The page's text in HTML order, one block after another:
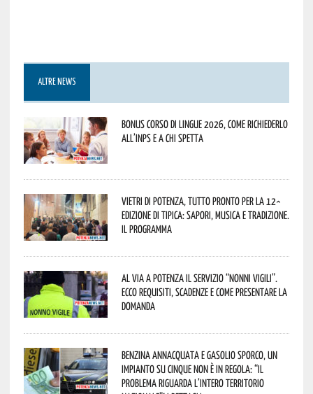
ALTRE NEWS
Bonus corso di lingue 2026, come richiederlo
all’INPS e a chi spetta
Vietri di Potenza, tutto pronto per la 12^
Edizione di Tipica: sapori, musica e tradizione.
Il programma
Al via a Potenza il servizio “Nonni Vigili”.
Ecco requisiti, scadenze e come presentare la
domanda
Benzina annacquata e gasolio sporco, un
impianto su cinque non è in regola: “il
problema riguarda l’intero territorio